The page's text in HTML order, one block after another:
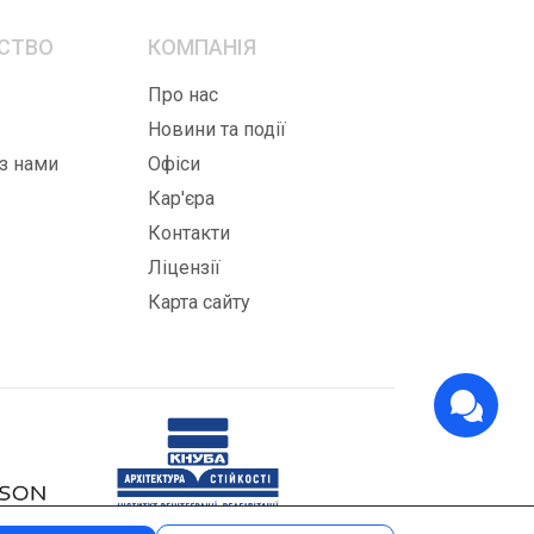
нами
КОМПАНІЯ
Про нас
Новини та події
Офіси
Кар'єра
Контакти
Ліцензії
Карта сайту